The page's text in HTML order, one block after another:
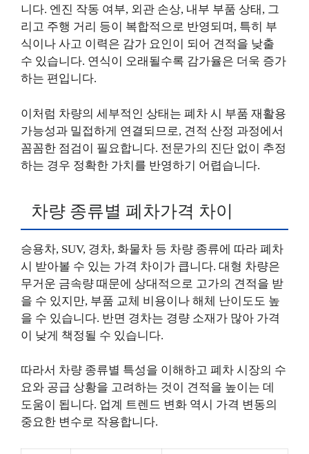
니다. 엔진 작동 여부, 외관 손상, 내부 부품 상태, 그
리고 주행 거리 등이 복합적으로 반영되며, 특히 부
식이나 사고 이력은 감가 요인이 되어 견적을 낮출
수 있습니다. 연식이 오래될수록 감가율은 더욱 증가
하는 편입니다.
이처럼 차량의 세부적인 상태는 폐차 시 부품 재활용
가능성과 밀접하게 연결되므로, 견적 산정 과정에서
꼼꼼한 점검이 필요합니다. 전문가의 진단 없이 추정
하는 경우 정확한 가치를 반영하기 어렵습니다.
차량 종류별 폐차가격 차이
승용차, SUV, 경차, 화물차 등 차량 종류에 따라 폐차
시 받아볼 수 있는 가격 차이가 큽니다. 대형 차량은
무거운 금속량 때문에 상대적으로 고가의 견적을 받
을 수 있지만, 부품 교체 비용이나 해체 난이도도 높
을 수 있습니다. 반면 경차는 경량 소재가 많아 가격
이 낮게 책정될 수 있습니다.
따라서 차량 종류별 특성을 이해하고 폐차 시장의 수
요와 공급 상황을 고려하는 것이 견적을 높이는 데
도움이 됩니다. 업계 트렌드 변화 역시 가격 변동의
중요한 변수로 작용합니다.